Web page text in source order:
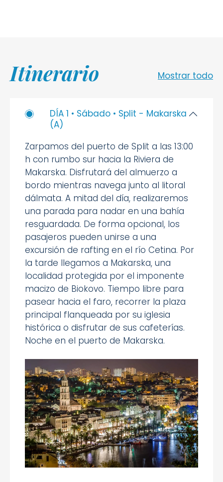
Itinerario Mostrar todo
DÍA 1 • Sábado • Split - Makarska
(A)
Zarpamos del puerto de Split a las 13:00
h con rumbo sur hacia la Riviera de
Makarska. Disfrutará del almuerzo a
bordo mientras navega junto al litoral
dálmata. A mitad del día, realizaremos
una parada para nadar en una bahía
resguardada. De forma opcional, los
pasajeros pueden unirse a una
excursión de rafting en el río Cetina. Por
la tarde llegamos a Makarska, una
localidad protegida por el imponente
macizo de Biokovo. Tiempo libre para
pasear hacia el faro, recorrer la plaza
principal flanqueada por su iglesia
histórica o disfrutar de sus cafeterías.
Noche en el puerto de Makarska.